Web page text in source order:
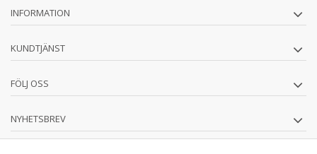
INFORMATION
KUNDTJÄNST
FÖLJ OSS
NYHETSBREV